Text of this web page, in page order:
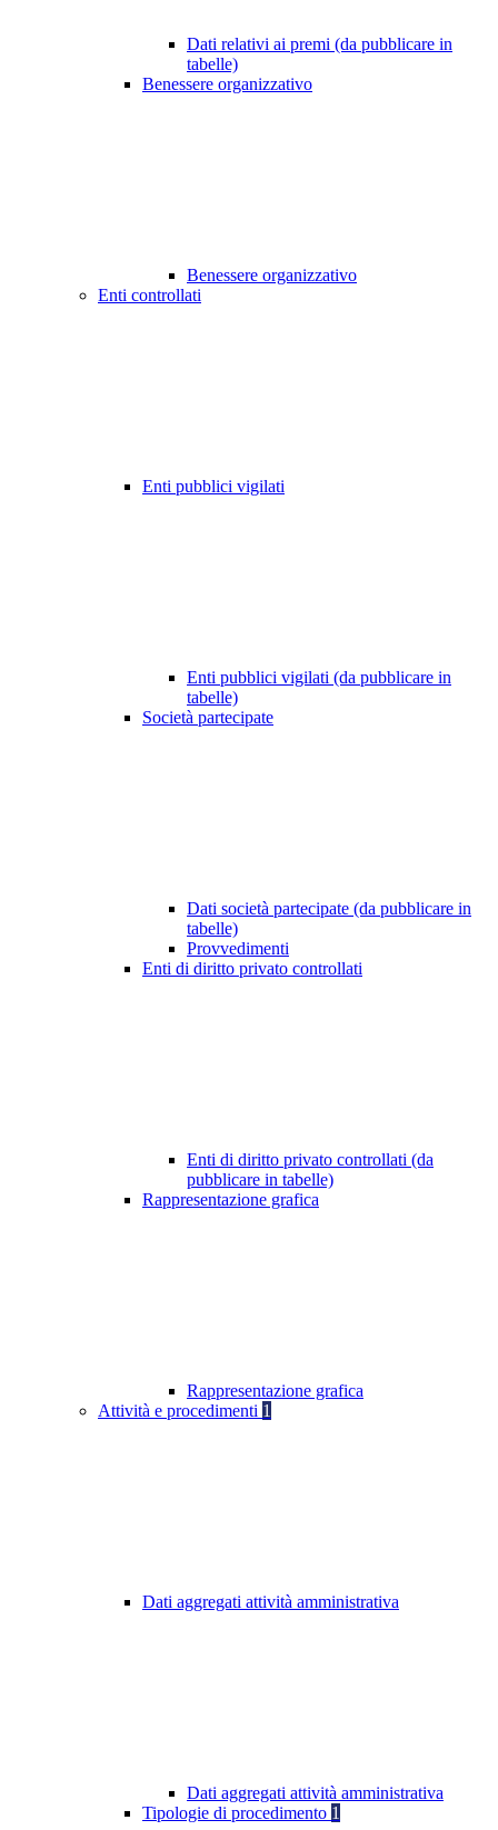
Dati relativi ai premi (da pubblicare in
tabelle)
Benessere organizzativo
Benessere organizzativo
Enti controllati
Enti pubblici vigilati
Enti pubblici vigilati (da pubblicare in
tabelle)
Società partecipate
Dati società partecipate (da pubblicare in
tabelle)
Provvedimenti
Enti di diritto privato controllati
Enti di diritto privato controllati (da
pubblicare in tabelle)
Rappresentazione grafica
Rappresentazione grafica
Attività e procedimenti 1
Dati aggregati attività amministrativa
Dati aggregati attività amministrativa
Tipologie di procedimento 1